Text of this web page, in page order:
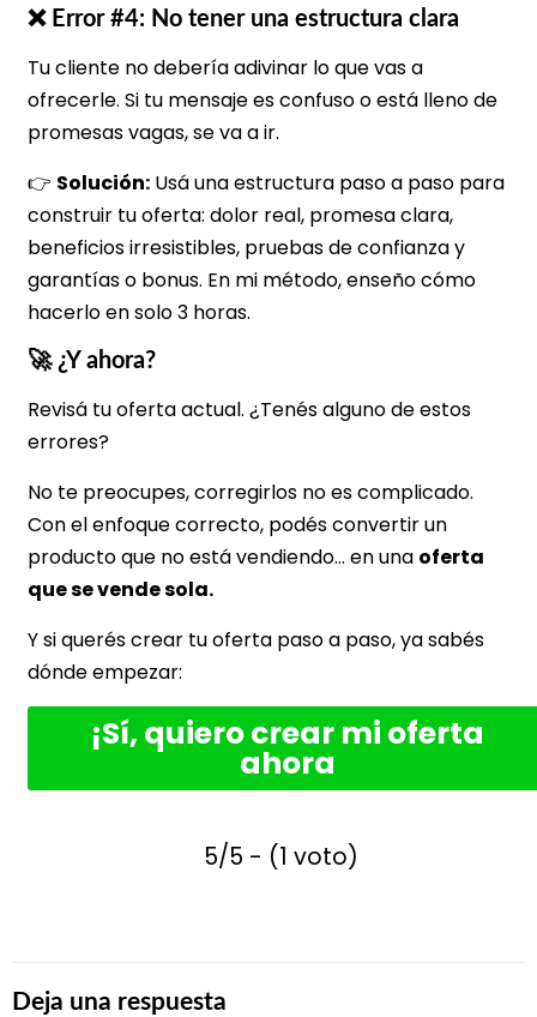
❌ Error #4: No tener una estructura clara
Tu cliente no debería adivinar lo que vas a
ofrecerle. Si tu mensaje es confuso o está lleno de
promesas vagas, se va a ir.
👉 Solución: Usá una estructura paso a paso para
construir tu oferta: dolor real, promesa clara,
beneficios irresistibles, pruebas de confianza y
garantías o bonus. En mi método, enseño cómo
hacerlo en solo 3 horas.
🚀 ¿Y ahora?
Revisá tu oferta actual. ¿Tenés alguno de estos
errores?
No te preocupes, corregirlos no es complicado.
Con el enfoque correcto, podés convertir un
producto que no está vendiendo… en una oferta
que se vende sola.
Y si querés crear tu oferta paso a paso, ya sabés
dónde empezar:
¡Sí, quiero crear mi oferta
ahora
5/5 - (1 voto)
Deja una respuesta